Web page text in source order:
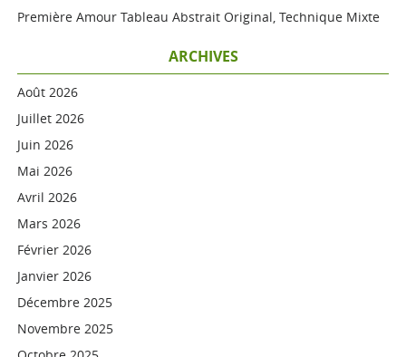
Première Amour Tableau Abstrait Original, Technique Mixte
ARCHIVES
Août 2026
Juillet 2026
Juin 2026
Mai 2026
Avril 2026
Mars 2026
Février 2026
Janvier 2026
Décembre 2025
Novembre 2025